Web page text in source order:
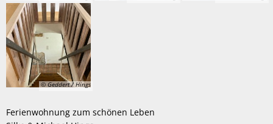
© Geddert / Hings
Ferienwohnung zum schönen Leben